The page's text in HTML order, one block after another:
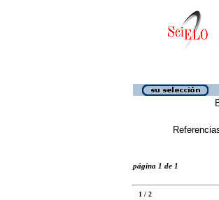
página 1 de 1
1 / 2